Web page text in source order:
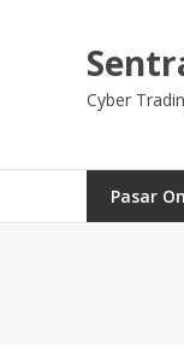
Cyber
Pasar